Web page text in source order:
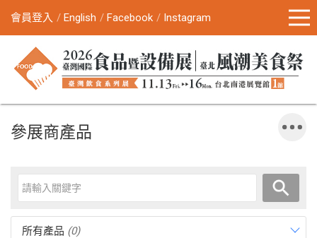
會員登入 English Facebook Instagram
參展商產品
所有產品 (0)